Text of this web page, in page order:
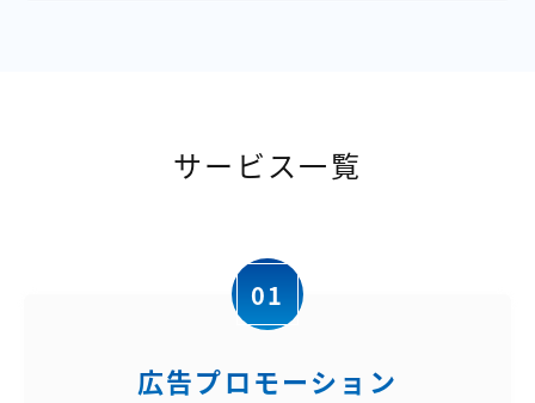
サービス一覧
01
広告プロモーション